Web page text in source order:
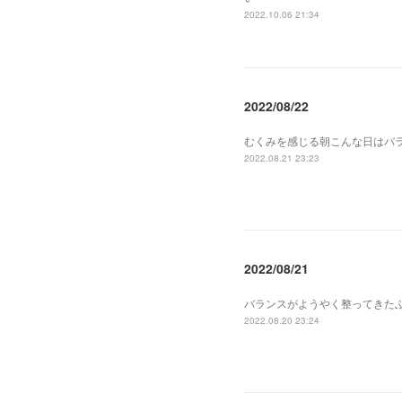
2022.10.06 21:34
2022/08/22
むくみを感じる朝こんな日はバ
2022.08.21 23:23
2022/08/21
バランスがようやく整ってきた
2022.08.20 23:24